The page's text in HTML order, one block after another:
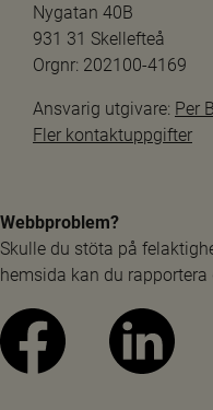
Nygatan 40B
931 31 Skellefteå
Orgnr: 202100-4169
Ansvarig utgivare: Per
Fler kontaktuppgifter
Webbproblem?
Skulle du stöta på
hemsida kan du rapportera